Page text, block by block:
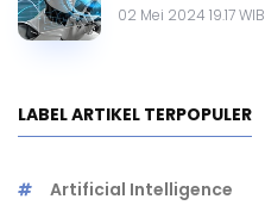
02 Mei 2024 19.17 WIB
LABEL ARTIKEL TERPOPULER
Artificial Intelligence